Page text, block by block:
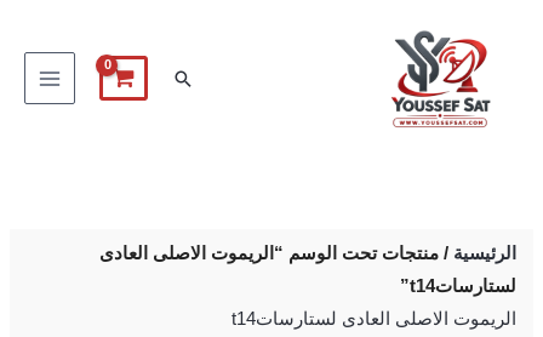
البحث
الرئيسية / منتجات تحت الوسم “الريموت الاصلى العادى
لستارساتt14”
الريموت الاصلى العادى لستارساتt14